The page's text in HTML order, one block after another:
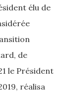
élu de
de
le Président
réalisa